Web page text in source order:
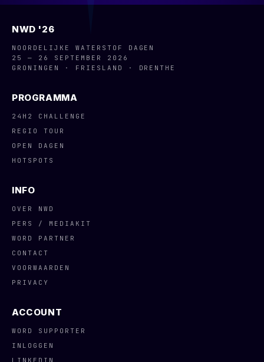
NWD '26
NOORDELIJKE WATERSTOF DAGEN
25 — 26 SEPTEMBER 2026
GRONINGEN · FRIESLAND · DRENTHE
PROGRAMMA
24H2 CHALLENGE
REGIO TOUR
OPEN DAGEN
HOTSPOTS
INFO
OVER NWD
PERS / MEDIAKIT
WORD PARTNER
CONTACT
VOORWAARDEN
PRIVACY
ACCOUNT
WORD SUPPORTER
INLOGGEN
LINKEDIN